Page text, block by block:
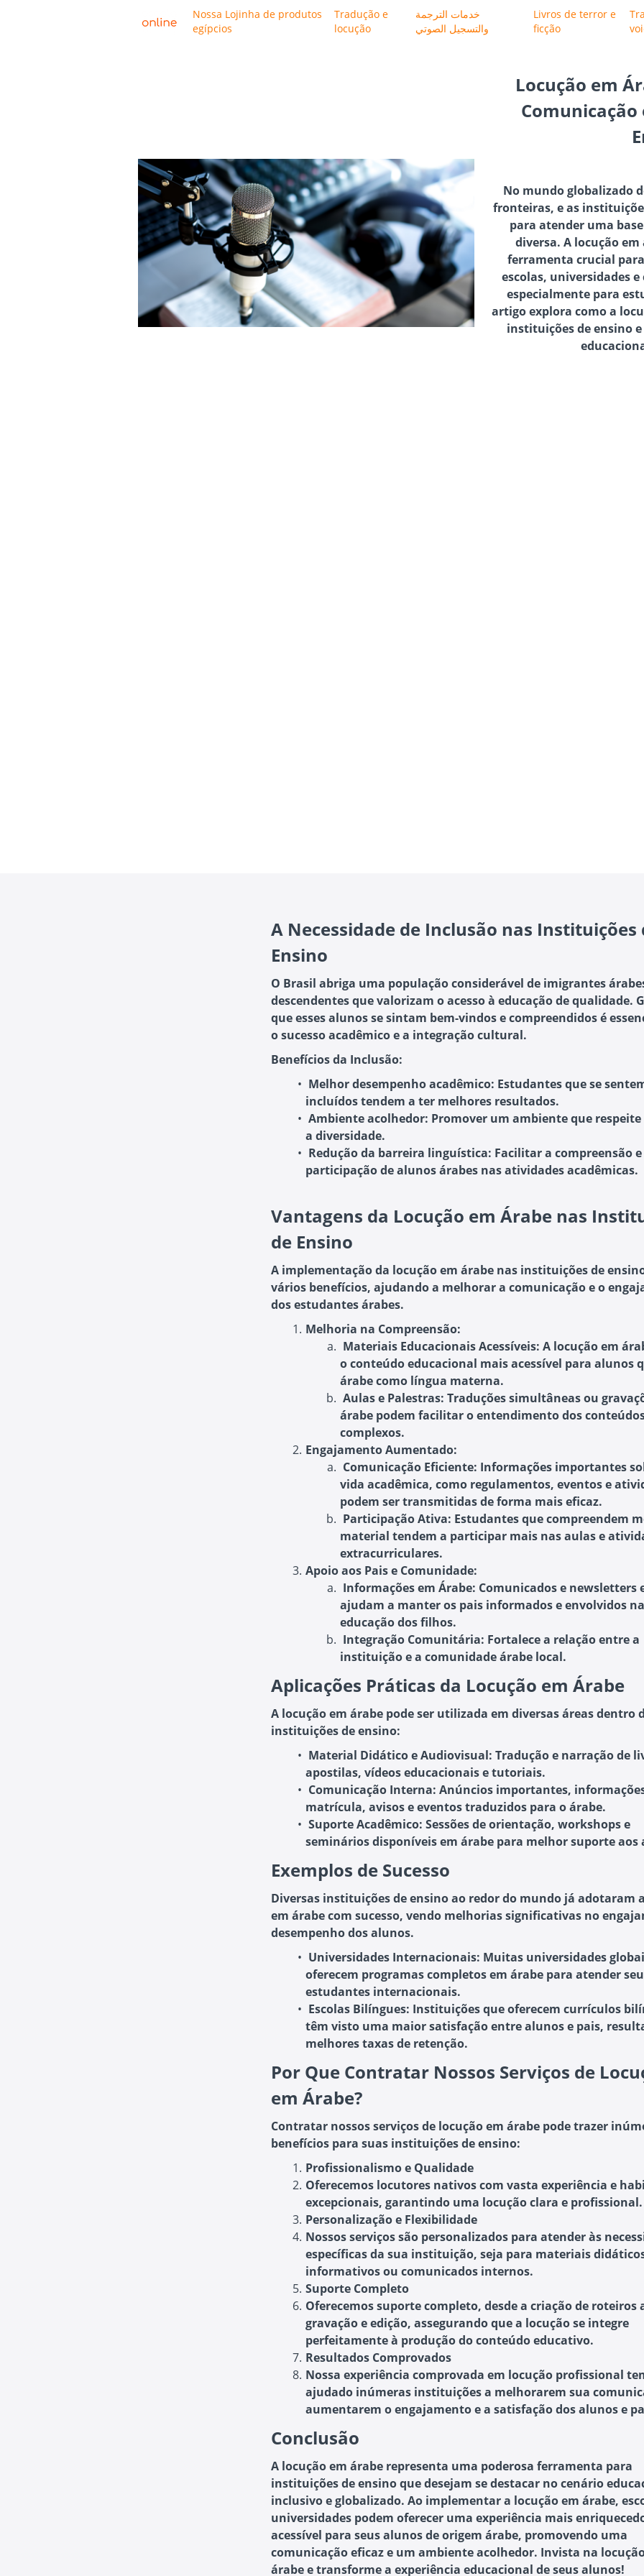
Nossa Lojinha de produtos
egípcios
Tradução e
locução
خدمات الترجمة
والتسجيل الصوتي
Livros de terror e
ficção
Locução em
No mundo globalizado
fronteiras, e as
para atender uma
diversa. A locução
ferramenta crucial
escolas, universidades
especialmente para
artigo explora como a
instituições de ensino
A Necessidade de Inclusão nas Instituições
Ensino
O Brasil abriga uma população considerável de imigrantes
descendentes que valorizam o acesso à educação de qualidade.
que esses alunos se sintam bem-vindos e compreendidos é
o sucesso acadêmico e a integração cultural.
Benefícios da Inclusão:
Melhor desempenho acadêmico: Estudantes que se
incluídos tendem a ter melhores resultados.
Ambiente acolhedor: Promover um ambiente que respeite
a diversidade.
Redução da barreira linguística: Facilitar a compreensão e
participação de alunos árabes nas atividades acadêmicas.
Vantagens da Locução em Árabe nas
de Ensino
A implementação da locução em árabe nas instituições de
vários benefícios, ajudando a melhorar a comunicação e o
dos estudantes árabes.
Melhoria na Compreensão:
Materiais Educacionais Acessíveis: A locução em
o conteúdo educacional mais acessível para alunos
árabe como língua materna.
Aulas e Palestras: Traduções simultâneas ou
árabe podem facilitar o entendimento dos
complexos.
Engajamento Aumentado:
Comunicação Eficiente: Informações importantes
vida acadêmica, como regulamentos, eventos e
podem ser transmitidas de forma mais eficaz.
Participação Ativa: Estudantes que compreendem
material tendem a participar mais nas aulas e
extracurriculares.
Apoio aos Pais e Comunidade:
Informações em Árabe: Comunicados e newsletters
ajudam a manter os pais informados e envolvidos na
educação dos filhos.
Integração Comunitária: Fortalece a relação entre a
instituição e a comunidade árabe local.
Aplicações Práticas da Locução em Árabe
A locução em árabe pode ser utilizada em diversas áreas dentro
instituições de ensino:
Material Didático e Audiovisual: Tradução e narração de
apostilas, vídeos educacionais e tutoriais.
Comunicação Interna: Anúncios importantes,
matrícula, avisos e eventos traduzidos para o árabe.
Suporte Acadêmico: Sessões de orientação, workshops e
seminários disponíveis em árabe para melhor suporte aos
Exemplos de Sucesso
Diversas instituições de ensino ao redor do mundo já adotaram
em árabe com sucesso, vendo melhorias significativas no
desempenho dos alunos.
Universidades Internacionais: Muitas universidades
oferecem programas completos em árabe para atender
estudantes internacionais.
Escolas Bilíngues: Instituições que oferecem currículos
têm visto uma maior satisfação entre alunos e pais,
melhores taxas de retenção.
Por Que Contratar Nossos Serviços de
em Árabe?
Contratar nossos serviços de locução em árabe pode trazer
benefícios para suas instituições de ensino:
Profissionalismo e Qualidade
Oferecemos locutores nativos com vasta experiência e
excepcionais, garantindo uma locução clara e profissional.
Personalização e Flexibilidade
Nossos serviços são personalizados para atender às
específicas da sua instituição, seja para materiais
informativos ou comunicados internos.
Suporte Completo
Oferecemos suporte completo, desde a criação de roteiros
gravação e edição, assegurando que a locução se integre
perfeitamente à produção do conteúdo educativo.
Resultados Comprovados
Nossa experiência comprovada em locução profissional
ajudado inúmeras instituições a melhorarem sua
aumentarem o engajamento e a satisfação dos alunos e
Conclusão
A locução em árabe representa uma poderosa ferramenta para
instituições de ensino que desejam se destacar no cenário
inclusivo e globalizado. Ao implementar a locução em árabe,
universidades podem oferecer uma experiência mais
acessível para seus alunos de origem árabe, promovendo uma
comunicação eficaz e um ambiente acolhedor. Invista na
árabe e transforme a experiência educacional de seus alunos!